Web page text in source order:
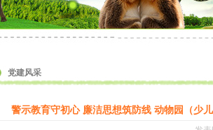
党建风采
警示教育守初心 廉洁思想筑防线 动物园（少